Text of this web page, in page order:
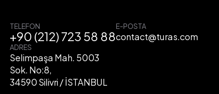
TELEFON
+90 (212) 723 58 88
E-POSTA
contact@turas.com
ADRES
Selimpaşa Mah. 5003
Sok. No:8,
34590 Silivri / İSTANBUL